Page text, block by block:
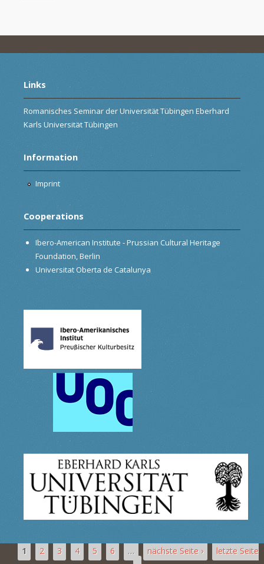
Links
Romanisches Seminar der Universität Tübingen Eberhard
Karls Universität Tübingen
Information
Imprint
Cooperations
Ibero-American Institute - Prussian Cultural Heritage
Foundation, Berlin
Universitat Oberta de Catalunya
1 2 3 4 5 6 … nächste Seite ›
letzte Seite